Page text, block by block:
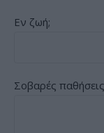
Εν ζωή;
Σοβαρές παθήσεις